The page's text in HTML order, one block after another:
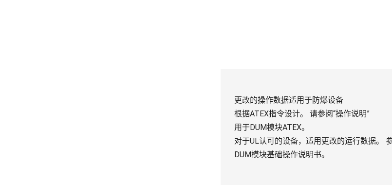
更改的操作数据适用于防爆设备
根据ATEX指令设计。
请参阅“操作说明”
用于DUM模块ATEX。
对于UL认可的设备，适用更改的运行数据。
DUM模块基础操作说明书。